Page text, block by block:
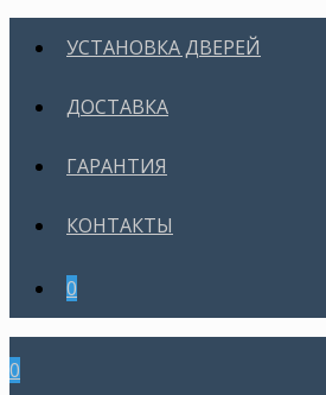
УСТАНОВКА ДВЕРЕЙ
ДОСТАВКА
ГАРАНТИЯ
КОНТАКТЫ
0
0